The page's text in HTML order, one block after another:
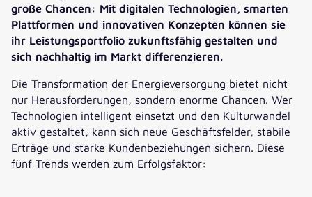
große Chancen: Mit digitalen Technologien, smarten
Plattformen und innovativen Konzepten können sie
ihr Leistungsportfolio zukunftsfähig gestalten und
sich nachhaltig im Markt differenzieren.
Die Transformation der Energieversorgung bietet nicht
nur Herausforderungen, sondern enorme Chancen. Wer
Technologien intelligent einsetzt und den Kulturwandel
aktiv gestaltet, kann sich neue Geschäftsfelder, stabile
Erträge und starke Kundenbeziehungen sichern. Diese
fünf Trends werden zum Erfolgsfaktor: